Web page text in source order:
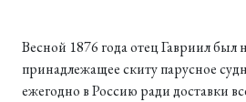
Весной 1876 года отец Гавриил
принадлежащее скиту парусное
ежегодно в Россию ради доставки